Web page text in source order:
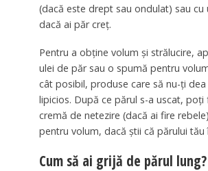
(dacă este drept sau ondulat) sau cu
dacă ai păr creț.
Pentru a obține volum și strălucire,
ulei de păr sau o spumă pentru
cât posibil, produse care să nu-ți
lipicios. După ce părul s-a uscat, poți
cremă de netezire (dacă ai fire
pentru volum, dacă știi că părului tău
Cum să ai grijă de părul lung?